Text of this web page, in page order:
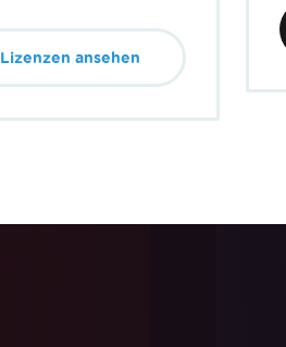
Lizenzen ansehen